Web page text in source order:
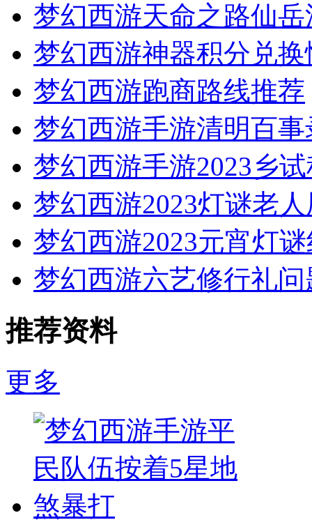
梦幻西游天命之路仙
梦幻西游神器积分兑
梦幻西游跑商路线推荐
梦幻西游手游清明百
梦幻西游手游2023乡
梦幻西游2023灯谜老
梦幻西游2023元宵灯
梦幻西游六艺修行礼
推荐资料
更多